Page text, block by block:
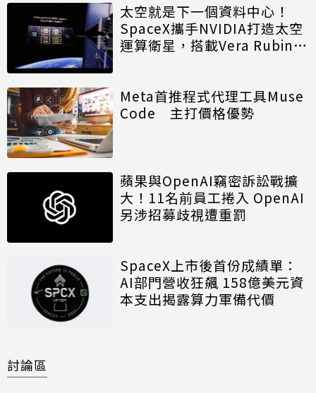
太空就是下一個資料中心！
SpaceX攜手NVIDIA打造太空
運算衛星，搭載Vera Rubin運
Meta首推程式代理工具Muse
Code 主打價格優勢
蘋果與OpenAI竊密訴訟戰擴
大！11名前員工捲入 OpenAI
另涉招募歧視遭重罰
SpaceX上市後首份成績單：
AI部門營收狂飆 158億美元資
本支出揭露算力軍備代價
討論區